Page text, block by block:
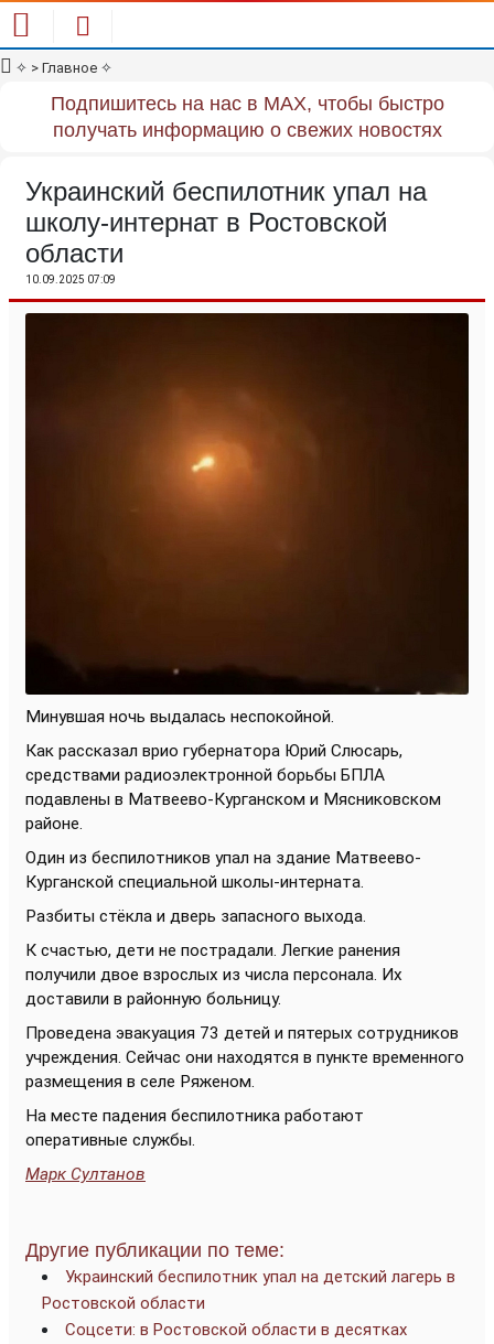
✧ > Главное ✧
Подпишитесь на нас в MAX, чтобы быстро
получать информацию о свежих новостях
Украинский беспилотник упал на
школу-интернат в Ростовской
области
10.09.2025 07:09
Минувшая ночь выдалась неспокойной.
Как рассказал врио губернатора Юрий Слюсарь,
средствами радиоэлектронной борьбы БПЛА
подавлены в Матвеево-Курганском и Мясниковском
районе.
Один из беспилотников упал на здание Матвеево-
Курганской специальной школы-интерната.
Разбиты стёкла и дверь запасного выхода.
К счастью, дети не пострадали. Легкие ранения
получили двое взрослых из числа персонала. Их
доставили в районную больницу.
Проведена эвакуация 73 детей и пятерых сотрудников
учреждения. Сейчас они находятся в пункте временного
размещения в селе Ряженом.
На месте падения беспилотника работают
оперативные службы.
Марк Султанов
Другие публикации по теме:
Украинский беспилотник упал на детский лагерь в
Ростовской области
Соцсети: в Ростовской области в десятках